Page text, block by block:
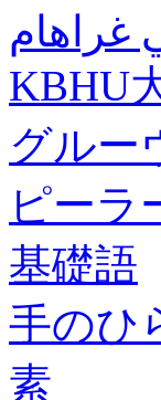
غراهام
KBHU
グルー
ピーラ
基礎語
手のひ
素